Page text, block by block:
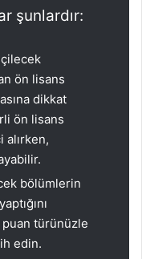
şunlardır:
ön lisans
dikkat
ön lisans
alırken,
bölümlerin
türünüzle
edin.